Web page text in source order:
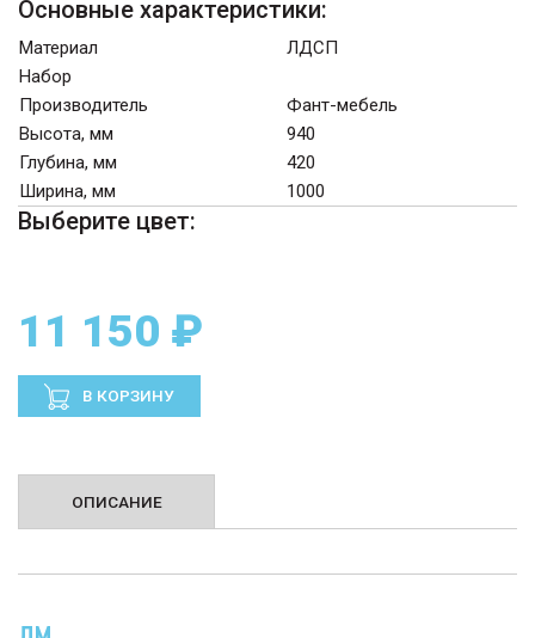
Основные характеристики:
Материал
ЛДСП
Набор
Производитель
Фант-мебель
Высота, мм
940
Глубина, мм
420
Ширина, мм
1000
Выберите цвет:
11 150 ₽
В КОРЗИНУ
ОПИСАНИЕ